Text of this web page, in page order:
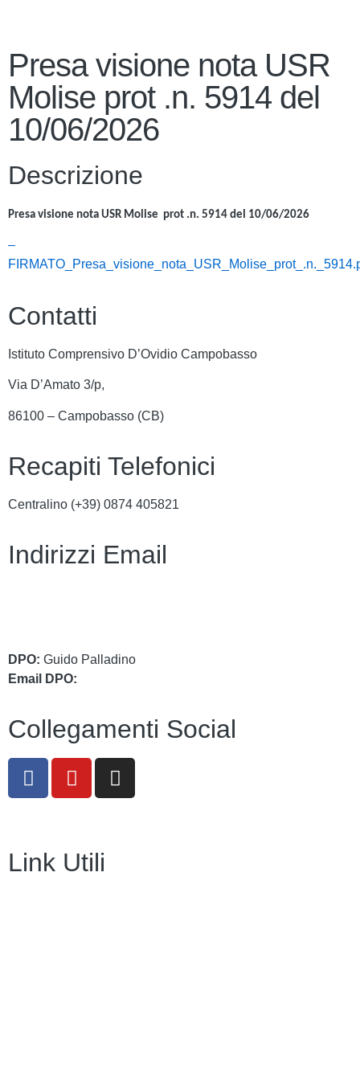
Presa visione nota USR
Molise prot .n. 5914 del
10/06/2026
Descrizione
Presa visione nota USR Molise prot .n. 5914 del 10/06/2026
–
Contatti
Istituto Comprensivo D’Ovidio Campobasso
Via D’Amato 3/p,
86100 – Campobasso (CB)
Recapiti Telefonici
Centralino (+39) 0874 405821
Indirizzi Email
DPO: Guido Palladino
Email DPO:
Collegamenti Social
Link Utili